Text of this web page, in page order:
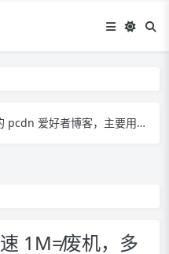
、实用技巧，也会放一些收集到的资源。大家有啥想法、问题都能来这儿聊，一起琢磨怎么把 pcdn 玩得更顺～
1M≠废机，多